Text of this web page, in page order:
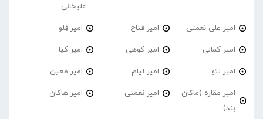
علیخانی
امیر علی نعمتی امیر فتاح امیر فِلو
امیر کمالی امیر کوهی امیر کیا
امیر لئو امیر لیام امیر معین
امیر مقاره (ماکان
بند)
امیر نعمتی امیر هاکان